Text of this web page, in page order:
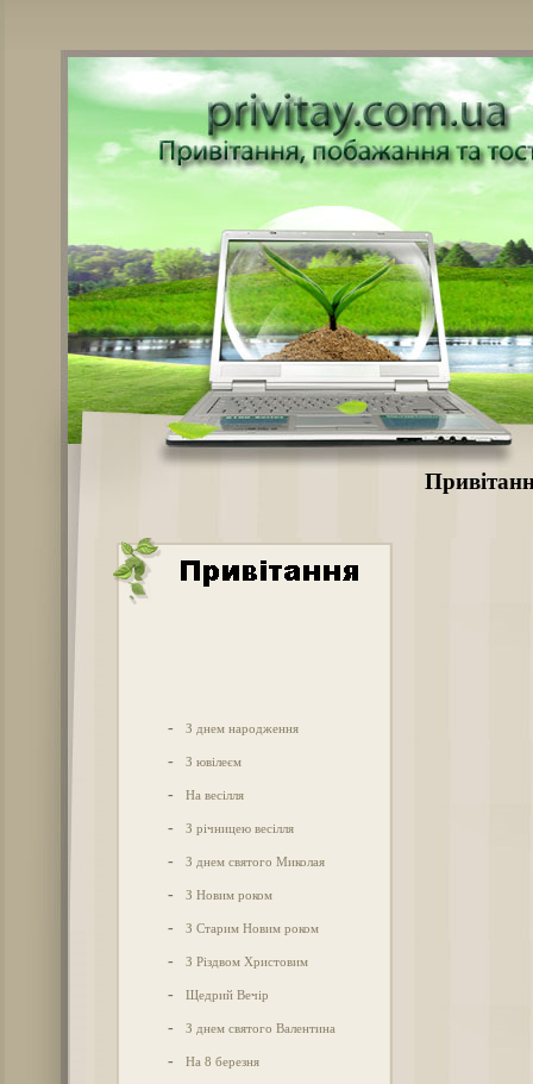
- З днем народження
- З ювілеєм
- На весілля
- З річницею весілля
- З днем святого Миколая
- З Новим роком
- З Старим Новим роком
- З Різдвом Христовим
- Щедрий Вечір
- З днем святого Валентина
- На 8 березня